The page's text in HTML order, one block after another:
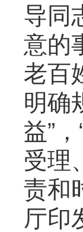
导同
意的
老百
明确
益”
受理
责和
厅印